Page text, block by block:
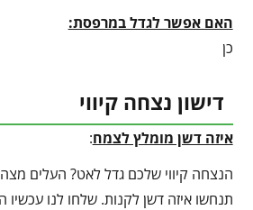
האם אפשר לגדל במרפסת:
כן
דישון נצחה קיווי
איזה דשן מומלץ לצמח:
הנצחה קיווי שלכם גדל לאט? העלים
תנחשו איזה דשן לקנות. שלחו לנו